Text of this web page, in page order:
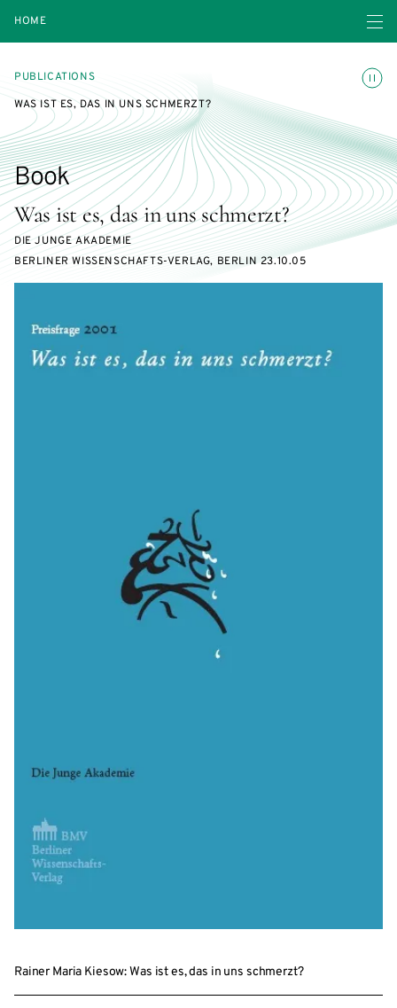
HOME Open
PUBLICATIONS
WAS IST ES, DAS IN UNS SCHMERZT?
Was ist es, das in uns schmerzt?
Book
DIE JUNGE AKADEMIE
BERLINER WISSENSCHAFTS-VERLAG, BERLIN 23.10.05
Rainer Maria Kiesow: Was ist es, das in uns schmerzt?